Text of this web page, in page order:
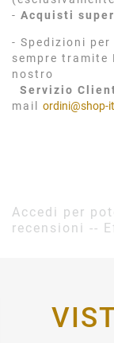
- Acquisti
- Spedizioni per
sempre tramite
nostro
Servizio
mail ordini@shop-
Accedi per
recensioni --